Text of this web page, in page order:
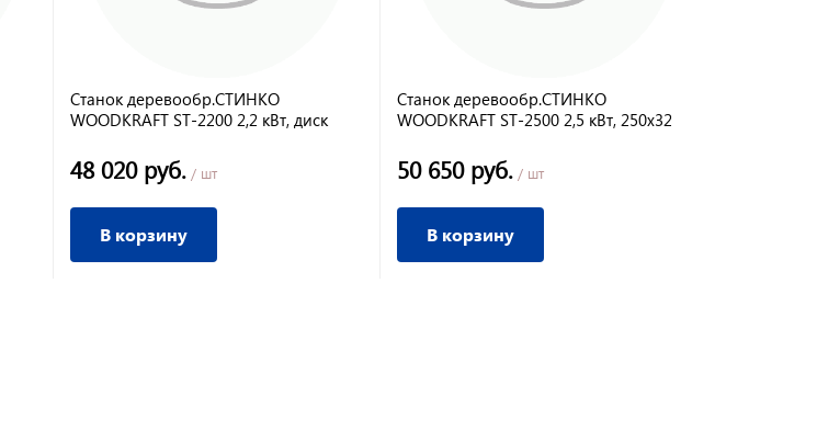
Станок деревообр.СТИНКО
WOODKRAFT ST-2200 2,2 кВт, диск
48 020 руб. / шт
В корзину
Станок деревообр.СТИНКО
WOODKRAFT ST-2500 2,5 кВт, 250х32
50 650 руб. / шт
В корзину